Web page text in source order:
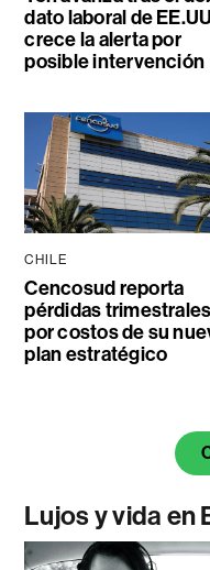
dato laboral de
crece la alerta por
posible intervención
CHILE
Cencosud reporta
pérdidas trimestrales
por costos de su
plan estratégico
Lujos y vida en